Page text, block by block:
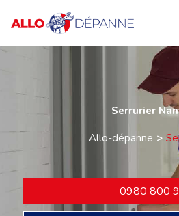
Serrurier
Allo-dépanne
0980 800